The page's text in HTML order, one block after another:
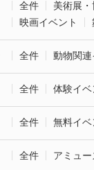
全件 美術展
映画イベント
全件 動物関連
全件 体験イベ
全件 無料イベ
全件 アミュ